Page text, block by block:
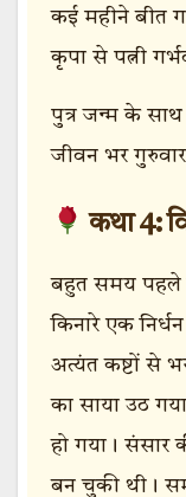
कई महीने बीत
कृपा से पत्नी
पुत्र जन्म के साथ
जीवन भर गुरुवार
कथा 4:
बहुत समय पहले
किनारे एक
अत्यंत कष्टों से
का साया उठ
हो गया। संसार
बन चुकी थी।